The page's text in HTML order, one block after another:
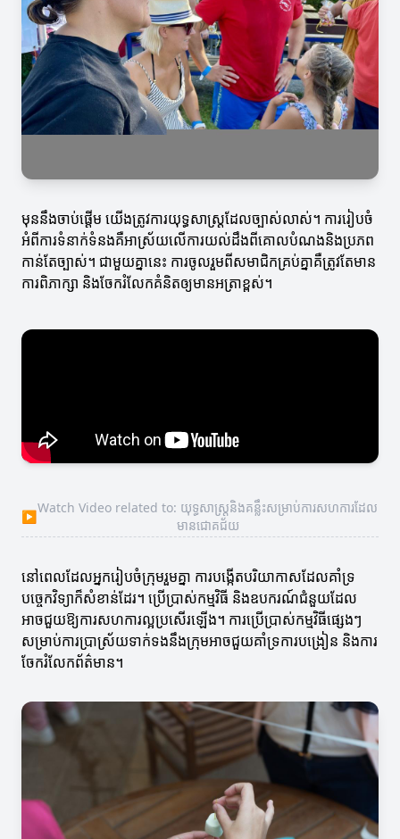
មុននឹងចាប់ផ្តើម យើងត្រូវការយុទ្ធសាស្ត្រដែលច្បាស់លាស់។ ការរៀបចំ
អំពីការទំនាក់ទំនងគឺអាស្រ័យលើការយល់ដឹងពីគោលបំណងនិងប្រភព
កាន់តែច្បាស់។ ជាមួយគ្នានេះ ការចូលរួមពីសមាជិកគ្រប់គ្នាគឺត្រូវតែមាន
ការពិភាក្សា និងចែករំលែកគំនិតឲ្យមានអត្រាខ្ពស់។
▶
Watch Video related to: យុទ្ធសាស្ត្រនិងគន្លឹះសម្រាប់ការសហការដែល
មានជោគជ័យ
នៅពេលដែលអ្នករៀបចំក្រុមរួមគ្នា ការបង្កើតបរិយាកាសដែលគាំទ្រ
បច្ចេកវិទ្យាក៏សំខាន់ដែរ។ ប្រើប្រាស់កម្មវិធី និងឧបករណ៍ជំនួយដែល
អាចជួយឱ្យការសហការល្អប្រសើរឡើង។ ការប្រើប្រាស់កម្មវិធីផ្សេងៗ
សម្រាប់ការប្រាស្រ័យទាក់ទងនឹងក្រុមអាចជួយគាំទ្រការបង្រៀន និងការ
ចែករំលែកព័ត៌មាន។